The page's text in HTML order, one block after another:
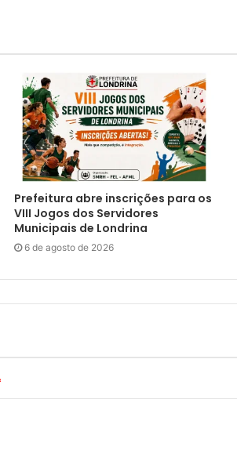
Prefeitura abre inscrições para os
VIII Jogos dos Servidores
Municipais de Londrina
6 de agosto de 2026